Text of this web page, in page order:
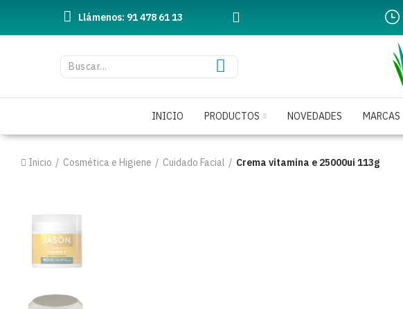
Llámenos: 91 478 61 13
INICIO PRODUCTOS NOVEDADES MARCAS
Inicio Cosmética e Higiene Cuidado Facial Crema vitamina e 25000ui 113g